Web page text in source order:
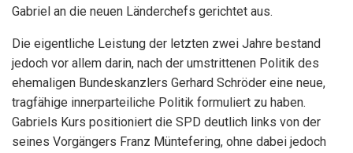
Gabriel an die neuen Länderchefs gerichtet aus.
Die eigentliche Leistung der letzten zwei Jahre bestand
jedoch vor allem darin, nach der umstrittenen Politik des
ehemaligen Bundeskanzlers Gerhard Schröder eine neue,
tragfähige innerparteiliche Politik formuliert zu haben.
Gabriels Kurs positioniert die SPD deutlich links von der
seines Vorgängers Franz Müntefering, ohne dabei jedoch